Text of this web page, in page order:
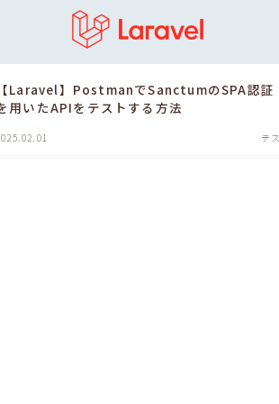
【Laravel】PostmanでSanctumのSPA認証
用いたAPIをテストする方法
テ